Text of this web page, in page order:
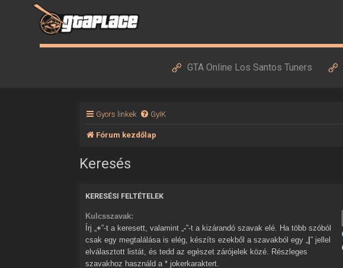
GTA Online Los Santos Tuners
Gyors linkek GyIK
Fórum kezdőlap
Keresés
KERESÉSI FELTÉTELEK
Kulcsszavak:
Írj „+”-t a keresett, valamint „-”-t a kizárandó szavak elé. Ha több szóból
csak egy megtalálása is elég, készíts ezekből a szavakból egy „
|” jellel
elválasztott listát, és tedd az egészet zárójelek közé. Részleges
szavakhoz használd a * jokerkaraktert.